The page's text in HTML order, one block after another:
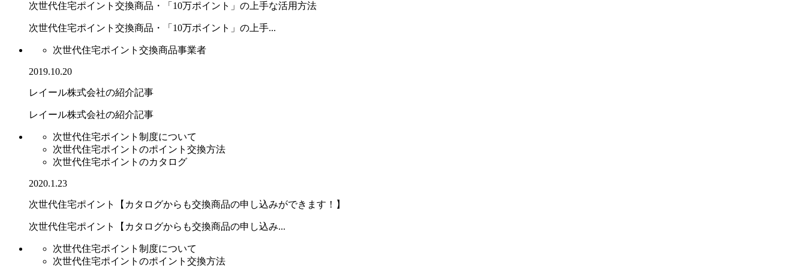
次世代住宅ポイント交換商品・「10万ポイント」の上手な活用方法
次世代住宅ポイント交換商品・「10万ポイント」の上手...
次世代住宅ポイント交換商品事業者
2019.10.20
レイール株式会社の紹介記事
レイール株式会社の紹介記事
次世代住宅ポイント制度について
次世代住宅ポイントのポイント交換方法
次世代住宅ポイントのカタログ
2020.1.23
次世代住宅ポイント【カタログからも交換商品の申し込みができます！】
次世代住宅ポイント【カタログからも交換商品の申し込み...
次世代住宅ポイント制度について
次世代住宅ポイントのポイント交換方法